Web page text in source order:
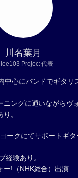
川名葉月
Project 代表
中心にバンドでギタリ
ニングに通いながらヴ
。
ークにてサポートギタ
経験あり。
ー!（NHK総合）出演